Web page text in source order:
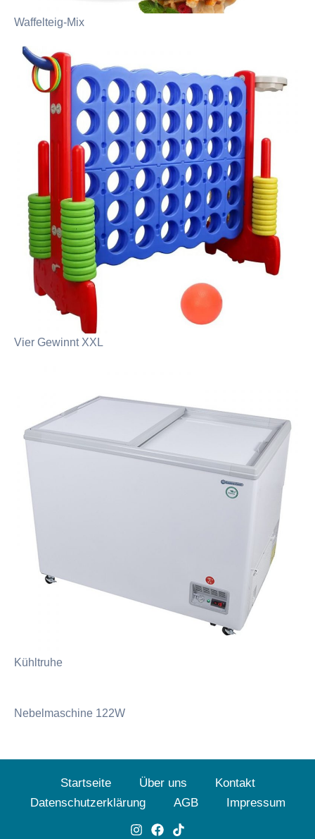
Waffelteig-Mix
Vier Gewinnt XXL
Kühltruhe
Nebelmaschine 122W
Startseite Über uns
Kontakt
Datenschutzerklärung
AGB Impressum